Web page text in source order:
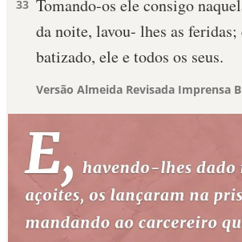
33 Tomando-os ele consigo
da noite, lavou- lhes as
batizado, ele e todos os seus.
Versão Almeida Revisada Imprensa